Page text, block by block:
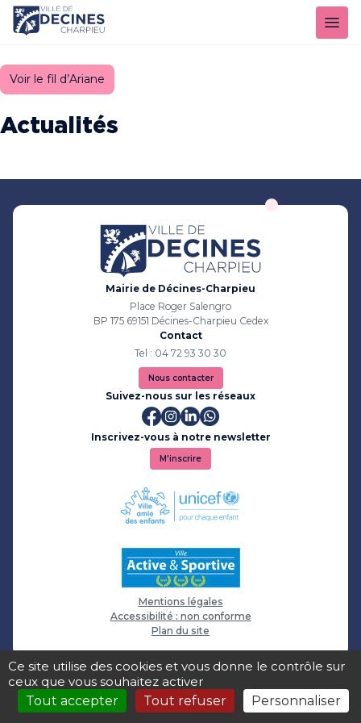
Voir le fil d’Ariane
Actualités
Mairie de Décines-Charpieu
Place Roger Salengro
BP 175 69151 Décines-Charpieu Cedex
Contact
Tel : 04 72 93 30 30
Nous contacter
Suivez-nous sur les réseaux
Inscrivez-vous à notre newsletter
M'inscrire
Mentions légales
Accessibilité : non conforme
Plan du site
Panneau de gestion des cookies
Ce site utilise des cookies et vous donne le contrôle sur
ceux que vous souhaitez activer
Tout accepter
Tout refuser Personnaliser